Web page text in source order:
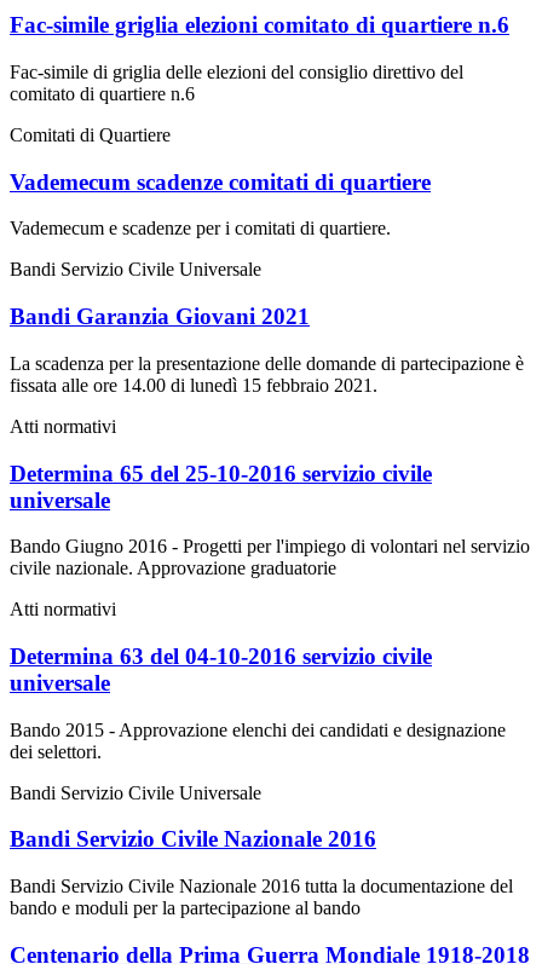
Fac-simile griglia elezioni comitato di quartiere n.6
Fac-simile di griglia delle elezioni del consiglio direttivo del
comitato di quartiere n.6
Comitati di Quartiere
Vademecum scadenze comitati di quartiere
Vademecum e scadenze per i comitati di quartiere.
Bandi Servizio Civile Universale
Bandi Garanzia Giovani 2021
La scadenza per la presentazione delle domande di partecipazione è
fissata alle ore 14.00 di lunedì 15 febbraio 2021.
Atti normativi
Determina 65 del 25-10-2016 servizio civile
universale
Bando Giugno 2016 - Progetti per l'impiego di volontari nel servizio
civile nazionale. Approvazione graduatorie
Atti normativi
Determina 63 del 04-10-2016 servizio civile
universale
Bando 2015 - Approvazione elenchi dei candidati e designazione
dei selettori.
Bandi Servizio Civile Universale
Bandi Servizio Civile Nazionale 2016
Bandi Servizio Civile Nazionale 2016 tutta la documentazione del
bando e moduli per la partecipazione al bando
Centenario della Prima Guerra Mondiale 1918-2018